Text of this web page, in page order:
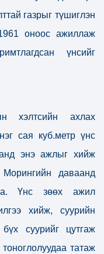
газрыг түшиглэн
оноос ажиллаж
үнсийг
хэлтсийн ахлах
сая куб.метр үнс
энэ ажлыг хийж
Морингийн даваанд
Үнс зөөх ажил
хийж, суурийн
суурийг цутгаж
татаж